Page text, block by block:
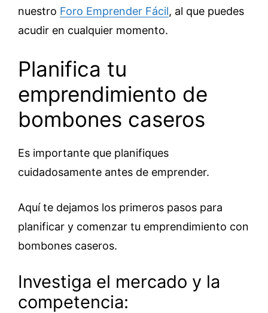
nuestro Foro Emprender Fácil, al que puedes
acudir en cualquier momento.
Planifica tu
emprendimiento de
bombones caseros
Es importante que planifiques
cuidadosamente antes de emprender.
Aquí te dejamos los primeros pasos para
planificar y comenzar tu emprendimiento con
bombones caseros.
Investiga el mercado y la
competencia: